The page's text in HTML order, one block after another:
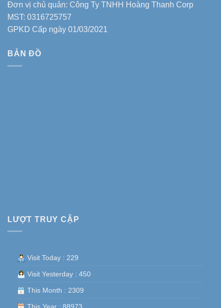
Đơn vị chủ quản: Công Ty TNHH Hoàng Thanh Corp
MST: 0316725757
GPKD Cấp ngày 01/03/2021
BẢN ĐỒ
LƯỢT TRUY CẬP
Visit Today : 229
Visit Yesterday : 450
This Month : 2309